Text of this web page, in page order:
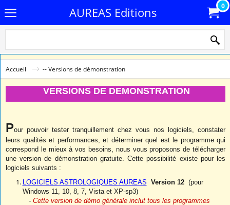
AUREAS Editions 0
Accueil -- Versions de démonstration
VERSIONS DE DEMONSTRATION
Pour pouvoir tester tranquillement chez vous nos logiciels, constater
leurs qualités et performances, et déterminer quel est le programme qui
correspond le mieux à vos besoins, nous vous proposons de télécharger
une version de démonstration gratuite. Cette possibilité existe pour les
logiciels suivants :
LOGICIELS ASTROLOGIQUES AUREAS Version 12 (pour
Windows 11, 10, 8, 7, Vista et XP-sp3)
- Cette version de démo générale inclut tous les programmes